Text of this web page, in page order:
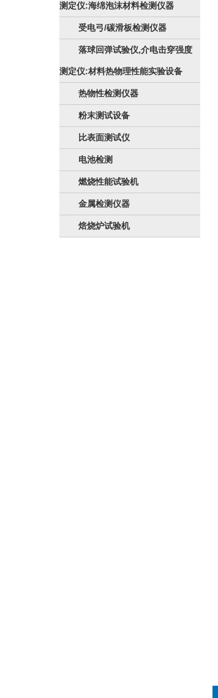
测定仪:海绵泡沫材料检测仪器
受电弓/碳滑板检测仪器
落球回弹试验仪,介电击穿强度
测定仪:材料热物理性能实验设备
热物性检测仪器
粉末测试设备
比表面测试仪
电池检测
燃烧性能试验机
金属检测仪器
焙烧炉试验机